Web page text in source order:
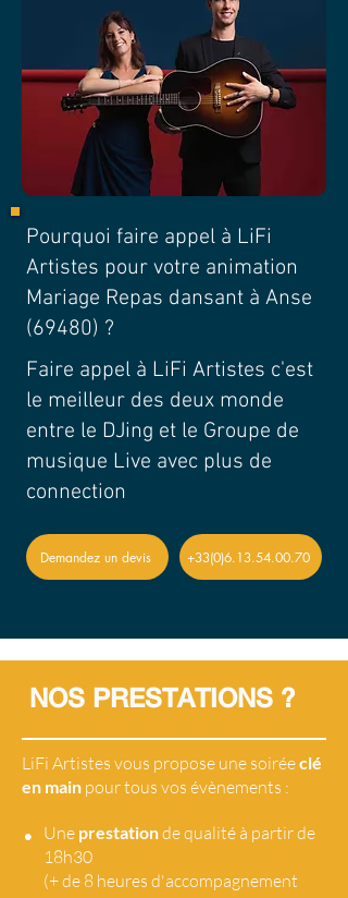
Pourquoi faire appel à LiFi
Artistes pour votre animation
Mariage Repas dansant à Anse
(69480) ?
Faire appel à LiFi Artistes c'est
le meilleur des deux monde
entre le DJing et le Groupe de
musique Live avec plus de
connection
Demandez un devis +33(0)6.13.54.00.70
NOS PRESTATIONS ?
LiFi Artistes vous propose une soiréeclé
en main pour tous vos évènements :
• Une prestationde qualité à partir de
18h30
(+ de 8 heures d'accompagnement